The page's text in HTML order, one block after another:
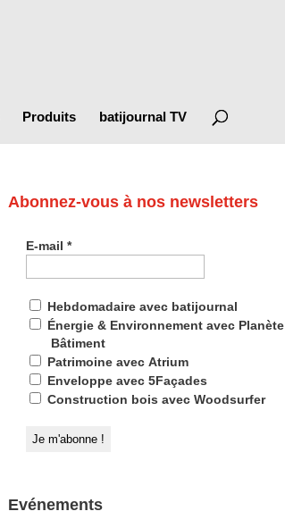
Produits batijournal TV
Abonnez-vous à nos newsletters
E-mail*
Hebdomadaire avec batijournal
Énergie & Environnement avec Planète
Bâtiment
Patrimoine avec Atrium
Enveloppe avec 5Façades
Construction bois avec Woodsurfer
Evénements